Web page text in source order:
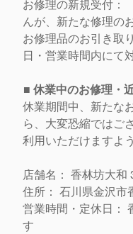
お修理の新規受付：
んが、新たな修理の
お修理品のお引き取
日・ 営業時間内にて
■ 休業中のお修理・
休業期間中、新たな
ら、 大変恐縮ではご
利用いただけますよ
店舗名： 香林坊大和
住所： 石川県金沢市
営業時間・定休日：
す